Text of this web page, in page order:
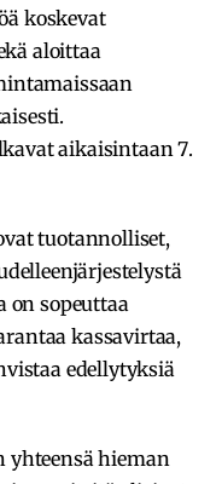
koskevat
aloittaa
aikaisintaan 7.
tuotannolliset,
on sopeuttaa
kassavirtaa,
edellytyksiä
yhteensä hieman